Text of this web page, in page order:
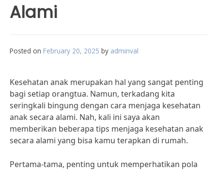
Alami
Posted on February 20, 2025 by adminval
Kesehatan anak merupakan hal yang sangat penting
bagi setiap orangtua. Namun, terkadang kita
seringkali bingung dengan cara menjaga kesehatan
anak secara alami. Nah, kali ini saya akan
memberikan beberapa tips menjaga kesehatan anak
secara alami yang bisa kamu terapkan di rumah.
Pertama-tama, penting untuk memperhatikan pola